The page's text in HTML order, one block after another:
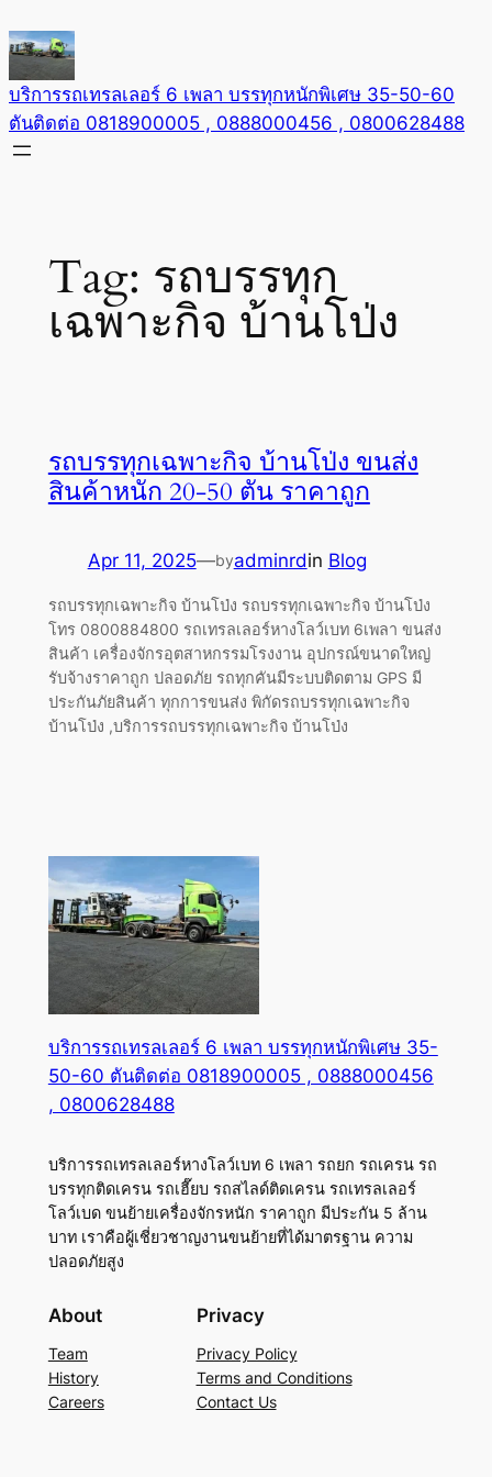
to
content
บริการรถเทรลเลอร์ 6 เพลา บรรทุกหนักพิเศษ 35-50-60
ตันติดต่อ 0818900005 , 0888000456 , 0800628488
Tag: รถบรรทุก
เฉพาะกิจ บ้านโป่ง
รถบรรทุกเฉพาะกิจ บ้านโป่ง ขนส่ง
สินค้าหนัก 20-50 ตัน ราคาถูก
Apr 11, 2025—byadminrdin Blog
รถบรรทุกเฉพาะกิจ บ้านโป่ง รถบรรทุกเฉพาะกิจ บ้านโป่ง
โทร 0800884800 รถเทรลเลอร์หางโลว์เบท 6เพลา ขนส่ง
สินค้า เครื่องจักรอุตสาหกรรมโรงงาน อุปกรณ์ขนาดใหญ่
รับจ้างราคาถูก ปลอดภัย รถทุกคันมีระบบติดตาม GPS มี
ประกันภัยสินค้า ทุกการขนส่ง พิกัดรถบรรทุกเฉพาะกิจ
บ้านโป่ง ,บริการรถบรรทุกเฉพาะกิจ บ้านโป่ง
บริการรถเทรลเลอร์ 6 เพลา บรรทุกหนักพิเศษ 35-
50-60 ตันติดต่อ 0818900005 , 0888000456
, 0800628488
บริการรถเทรลเลอร์หางโลว์เบท 6 เพลา รถยก รถเครน รถ
บรรทุกติดเครน รถเฮี๊ยบ รถสไลด์ติดเครน รถเทรลเลอร์
โลว์เบด ขนย้ายเครื่องจักรหนัก ราคาถูก มีประกัน 5 ล้าน
บาท เราคือผู้เชี่ยวชาญงานขนย้ายที่ได้มาตรฐาน ความ
ปลอดภัยสูง
About
Team
History
Careers
Privacy
Privacy Policy
Terms and Conditions
Contact Us